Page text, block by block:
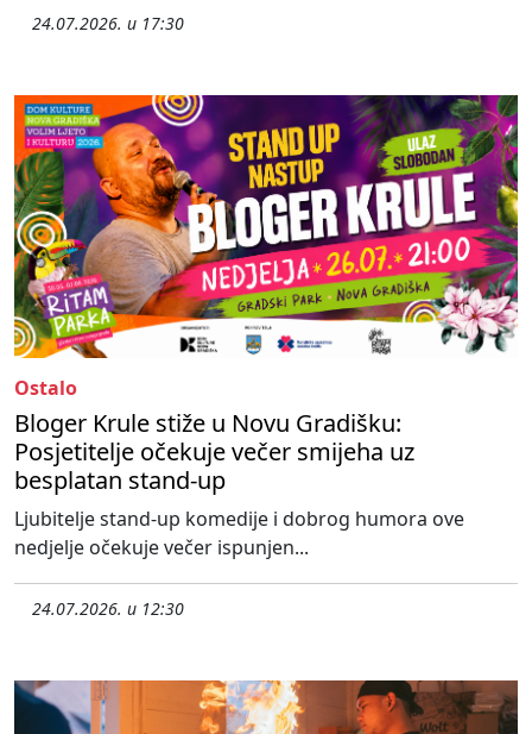
24.07.2026. u 17:30
Ostalo
Bloger Krule stiže u Novu Gradišku:
Posjetitelje očekuje večer smijeha uz
besplatan stand-up
Ljubitelje stand-up komedije i dobrog humora ove
nedjelje očekuje večer ispunjen...
24.07.2026. u 12:30